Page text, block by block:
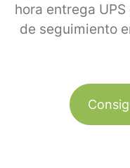
hora entrega
de seguimiento